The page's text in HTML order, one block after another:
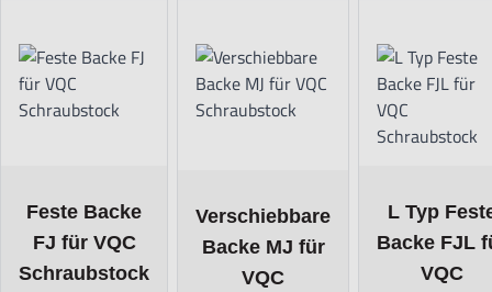
Feste Backe
FJ für VQC
Schraubstock
The price depends on the options chosen on the product page
Verschiebbare
Backe MJ für
VQC
The price depends on the options
L Typ
Backe FJL
VQC
The price